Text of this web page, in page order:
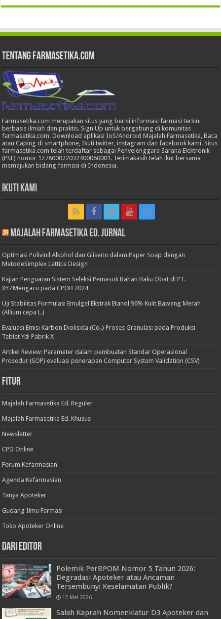
Tentang Farmasetika.com
Farmasetika.com merupakan situs yang berisi informasi farmasi terkini
berbasis ilmiah dan praktis. Sign Up untuk bergabung di komunitas
farmasetika.com. Download aplikasi IoS/Android Majalah Farmasetika, Baca
atau Caping di smartphone, Ikuti twitter, instagram dan facebook kami. Situs
farmasetika.com telah terdaftar sebagai Penyelenggara Sarana Elektronik
(PSE) nomor 127800022032400060001. Terimakasih telah ikut bersama
memajukan bidang farmasi di Indonesia.
Ikuti Kami
Majalah Farmasetika Ed. Jurnal
Optimasi Polivinil Alkohol dan Gliserin dalam Paper Soap dengan
MetodeSimplex Lattice Design
Kajian Penguatan Sistem Seleksi Pemasok Bahan Baku Obat di PT.
XYZMengacu pada CPOB 2024
Uji Stabilitas Formulasi Emulgel Ekstrak Etanol 96% Kulit Bawang Merah
(Allium cepa L.)
Evaluasi Emisi Karbon Dioksida (Co₂) Proses Granulasi pada Produksi
Tablet Ydi Pabrik X
Artikel Review: Parameter dalam pembuatan Standar Operasional
Prosedur (SOP) evaluasi penerapan Computer System Validation (CSV)
Fitur
Majalah Farmasetika Ed. Reguler
Majalah Farmasetika Ed. Khusus
Newsletter
CPD Online
Forum Kefarmasian
Agenda Kefarmasian
Tanya Apoteker
Gudang Ilmu Farmasi
Toko Apoteker Online
Dari Editor
Polemik PerBPOM Nomor 5 Tahun 2026:
Degradasi Apoteker atau Ancaman
Tersembunyi Keselamatan Publik?
12 Mei 2026
Salah Kaprah Nomenklatur D3 Apoteker dan